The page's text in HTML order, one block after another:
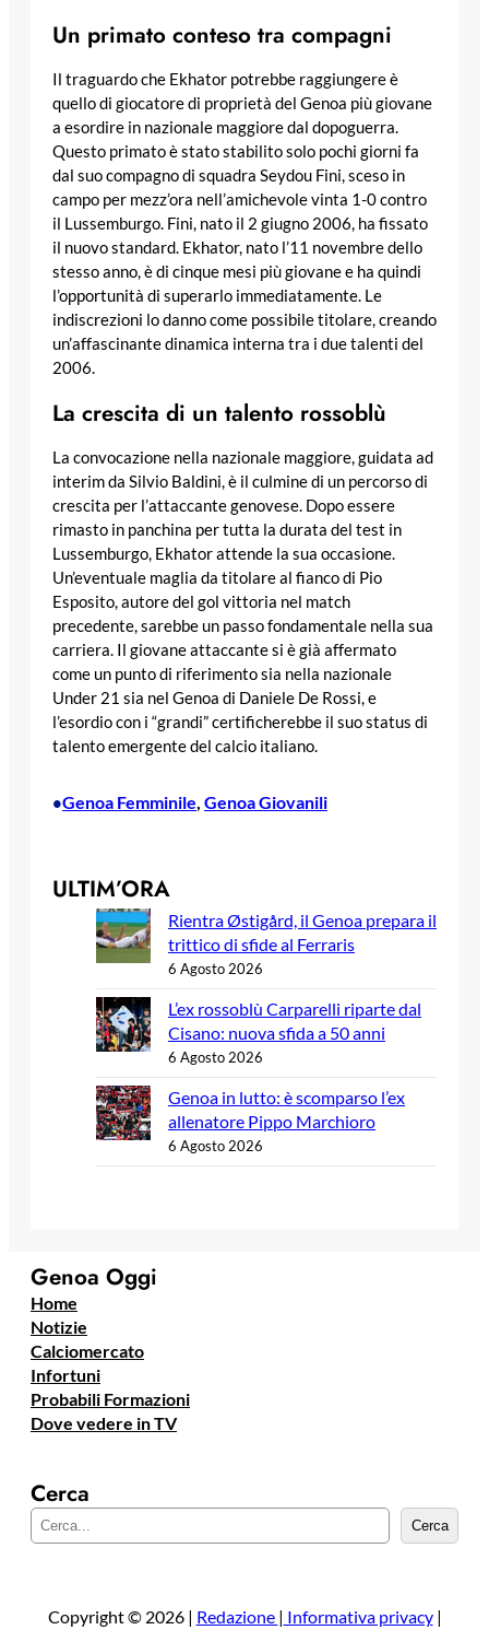
Un primato conteso tra compagni
Il traguardo che Ekhator potrebbe raggiungere è
quello di giocatore di proprietà del Genoa più giovane
a esordire in nazionale maggiore dal dopoguerra.
Questo primato è stato stabilito solo pochi giorni fa
dal suo compagno di squadra Seydou Fini, sceso in
campo per mezz’ora nell’amichevole vinta 1-0 contro
il Lussemburgo. Fini, nato il 2 giugno 2006, ha fissato
il nuovo standard. Ekhator, nato l’11 novembre dello
stesso anno, è di cinque mesi più giovane e ha quindi
l’opportunità di superarlo immediatamente. Le
indiscrezioni lo danno come possibile titolare, creando
un’affascinante dinamica interna tra i due talenti del
2006.
La crescita di un talento rossoblù
La convocazione nella nazionale maggiore, guidata ad
interim da Silvio Baldini, è il culmine di un percorso di
crescita per l’attaccante genovese. Dopo essere
rimasto in panchina per tutta la durata del test in
Lussemburgo, Ekhator attende la sua occasione.
Un’eventuale maglia da titolare al fianco di Pio
Esposito, autore del gol vittoria nel match
precedente, sarebbe un passo fondamentale nella sua
carriera. Il giovane attaccante si è già affermato
come un punto di riferimento sia nella nazionale
Under 21 sia nel Genoa di Daniele De Rossi, e
l’esordio con i “grandi” certificherebbe il suo status di
talento emergente del calcio italiano.
•Genoa Femminile, Genoa Giovanili
ULTIM’ORA
Rientra Østigård, il Genoa prepara il
trittico di sfide al Ferraris
6 Agosto 2026
L’ex rossoblù Carparelli riparte dal
Cisano: nuova sfida a 50 anni
6 Agosto 2026
Genoa in lutto: è scomparso l’ex
allenatore Pippo Marchioro
6 Agosto 2026
Genoa Oggi
Home
Notizie
Calciomercato
Infortuni
Probabili Formazioni
Dove vedere in TV
Cerca
e
a
Cerca
Copyright © 2026 | Redazione | Informativa privacy|